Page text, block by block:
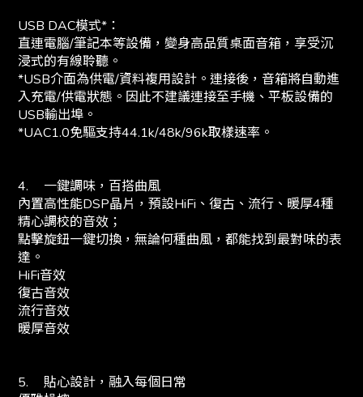
USB DAC模式*：
直連電腦/筆記本等設備，變身高品質桌面音箱，享受沉
浸式的有線聆聽。
*USB介面為供電/資料複用設計。連接後，音箱將自動進
入充電/供電狀態。因此不建議連接至手機、平板設備的
USB輸出埠。
*UAC1.0免驅支持44.1k/48k/96k取樣速率。
4.
一鍵調味，百搭曲風
內置高性能DSP晶片，預設HiFi、復古、流行、暖厚4種
精心調校的音效；
點擊旋鈕一鍵切換，無論何種曲風，都能找到最對味的表
達。
HiFi音效
復古音效
流行音效
暖厚音效
5.
貼心設計，融入每個日常